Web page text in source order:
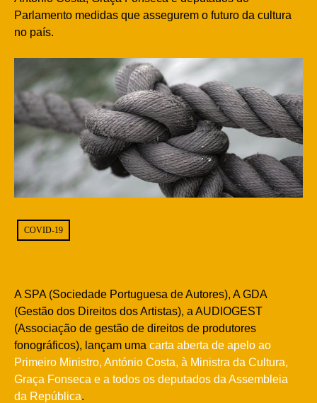
Parlamento medidas que assegurem o futuro da cultura
no país.
COVID-19
A SPA (Sociedade Portuguesa de Autores), A GDA
(Gestão dos Direitos dos Artistas), a AUDIOGEST
(Associação de gestão de direitos de produtores
fonográficos), lançam uma carta aberta de apelo ao
Primeiro Ministro, António Costa, à Ministra da Cultura,
Graça Fonseca e a todos os deputados da Assembleia
da República.